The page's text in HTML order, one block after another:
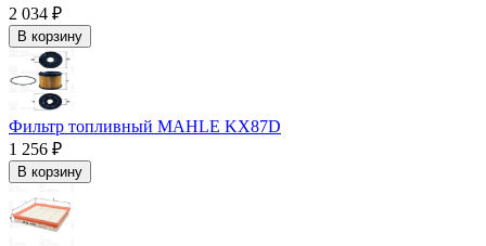
2 034 ₽
В корзину
Фильтр топливный MAHLE KX87D
1 256 ₽
В корзину